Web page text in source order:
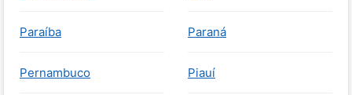
Paraíba Paraná
Pernambuco Piauí